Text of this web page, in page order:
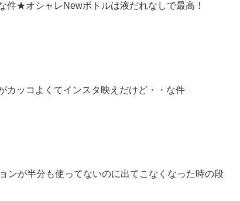
件★オシャレNewボトルは液だれなしで最高！
カッコよくてインスタ映えだけど・・な件
ンが半分も使ってないのに出てこなくなった時の段